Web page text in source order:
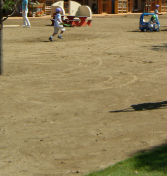
幼稚園の1年
幼稚園の1日
わくドキプロジェクト
幼小連携カリキュラム
預かり保育について
入園案内
募集要項
転編入園案内
学費
未就園児親子クラスふたば